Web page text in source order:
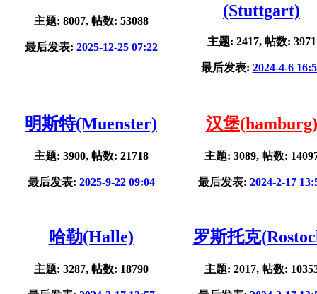
主题: 8007, 帖数: 53088
最后发表: 2025-12-25 07:22
(Stuttgart)
主题: 2417, 帖数: 3971
最后发表: 2024-4-6
明斯特(Muenster)
主题: 3900, 帖数: 21718
最后发表: 2025-9-22 09:04
汉堡(hamburg)
主题: 3089, 帖数:
最后发表: 2024-2-17
哈勒(Halle)
主题: 3287, 帖数: 18790
罗斯托克
主题: 2017, 帖数: